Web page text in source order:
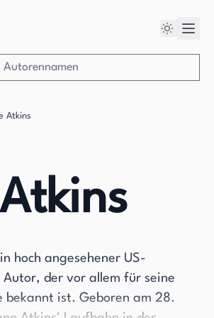
Atkins
hoch angesehener US-
Autor, der vor allem für seine
bekannt ist. Geboren am 28.